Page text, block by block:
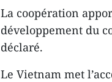
La coopération
développement du
déclaré.
Le Vietnam met